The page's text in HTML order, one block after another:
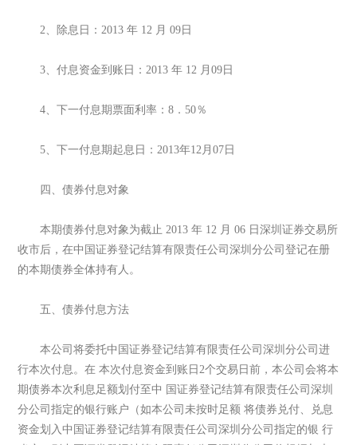
2、除息日：2013 年 12 月 09日
3、付息资金到账日：2013 年 12 月09日
4、下一付息期票面利率：8．50％
5、下一付息期起息日：2013年12月07日
四、债券付息对象
本期债券付息对象为截止 2013 年 12 月 06 日深圳证券交易所
收市后，在中国证券登记结算有限责任公司深圳分公司登记在册
的本期债券全体持有人。
五、债券付息方法
本公司将委托中国证券登记结算有限责任公司深圳分公司进
行本次付息。在 本次付息资金到账日2个交易日前，本公司会将本
期债券本次利息足额划付至中 国证券登记结算有限责任公司深圳
分公司指定的银行账户（如本公司未按时足额 将债券兑付、兑息
资金划入中国证券登记结算有限责任公司深圳分公司指定的银 行